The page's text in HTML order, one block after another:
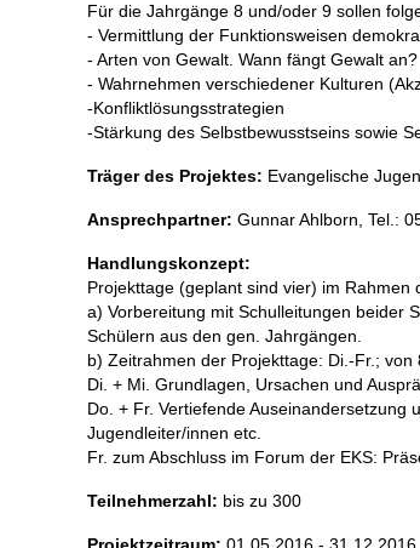
Für die Jahrgänge 8 und/oder 9 sollen
- Vermittlung der Funktionsweisen
- Arten von Gewalt. Wann fängt Gewalt an?
- Wahrnehmen verschiedener Kulturen
-Konfliktlösungsstrategien
-Stärkung des Selbstbewusstseins sowie
Träger des Projektes: Evangelische
Ansprechpartner: Gunnar Ahlborn, Tel.:
Handlungskonzept:
Projekttage (geplant sind vier) im
a) Vorbereitung mit Schulleitungen beider
Schülern aus den gen. Jahrgängen.
b) Zeitrahmen der Projekttage: Di.-Fr.; von
Di. + Mi. Grundlagen, Ursachen und
Do. + Fr. Vertiefende
Jugendleiter/innen etc.
Fr. zum Abschluss im Forum der EKS:
Teilnehmerzahl: bis zu 300
Projektzeitraum: 01.05.2016 - 31.12.2016